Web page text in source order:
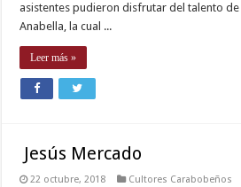
asistentes pudieron disfrutar del talento de
Anabella, la cual ...
Leer más »
Jesús Mercado
22 octubre, 2018 Cultores Carabobeños